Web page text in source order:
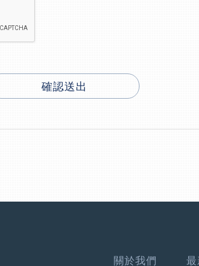
確認送出
關於我們